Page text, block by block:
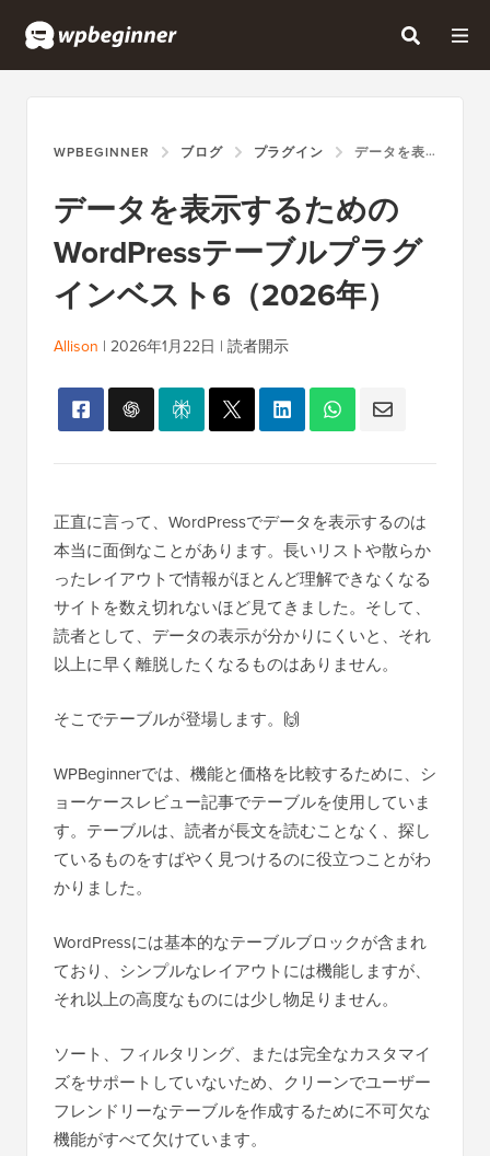
WPBEGINNER ブログ プラグイン データを表示するためのWORDPRESSテーブルプラグインベスト6（2026年）
データを表示するための
WordPressテーブルプラグ
インベスト6（2026年）
Allison | 2026年1月22日 | 読者開示
正直に言って、WordPressでデータを表示するのは
本当に面倒なことがあります。長いリストや散らか
ったレイアウトで情報がほとんど理解できなくなる
サイトを数え切れないほど見てきました。そして、
読者として、データの表示が分かりにくいと、それ
以上に早く離脱したくなるものはありません。
そこでテーブルが登場します。🙌
WPBeginnerでは、機能と価格を比較するために、シ
ョーケースレビュー記事でテーブルを使用していま
す。テーブルは、読者が長文を読むことなく、探し
ているものをすばやく見つけるのに役立つことがわ
かりました。
WordPressには基本的なテーブルブロックが含まれ
ており、シンプルなレイアウトには機能しますが、
それ以上の高度なものには少し物足りません。
ソート、フィルタリング、または完全なカスタマイ
ズをサポートしていないため、クリーンでユーザー
フレンドリーなテーブルを作成するために不可欠な
機能がすべて欠けています。